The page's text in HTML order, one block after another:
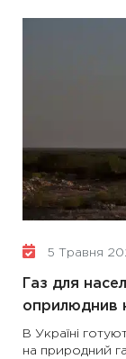
5 Травня
Газ для
оприлюднив
В Україні
на природний